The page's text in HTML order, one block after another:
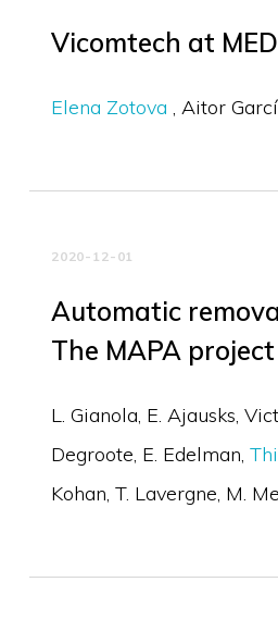
Vicomtech at
Elena Zotova Aitor
2020-12-01
Automatic
The MAPA project
L. Gianola E. Ajausks
Degroote E. Edelman
Kohan T. Lavergne M.